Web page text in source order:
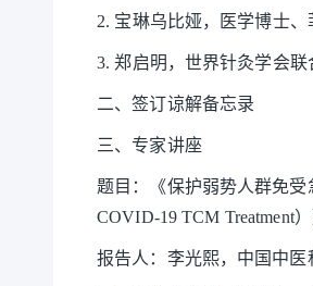
2. 宝琳乌比娅，医学博士
3. 郑启明，世界针灸学会
二、签订谅解备忘录
三、专家讲座
题目：《保护弱势人群免受
COVID-19 TCM Treatment）
报告人：李光熙，中国中